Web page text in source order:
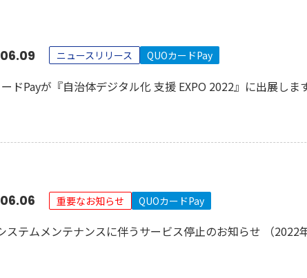
ニュースリリース QUOカードPay
ドPayが『自治体デジタル化 支援 EXPO 2022』に出展しま
重要なお知らせ QUOカードPay
ステムメンテナンスに伴うサービス停止のお知らせ （2022